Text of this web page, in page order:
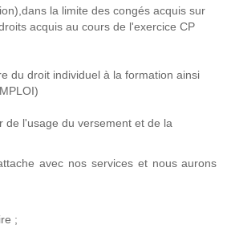
la limite des congés acquis sur
acquis au cours de l'exercice CP
du droit individuel à la formation ainsi
de l'usage du versement et de la
avec nos services et nous aurons
;